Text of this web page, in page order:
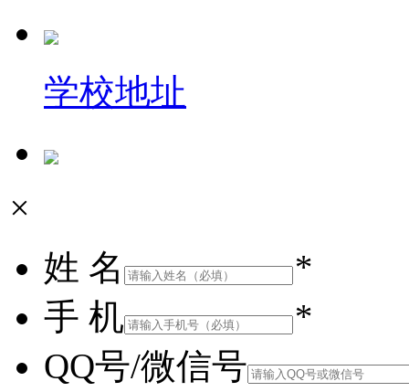
学校地址
×
姓 名
*
手 机
*
QQ号/微信号